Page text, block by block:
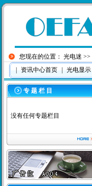
您现在的位置： 光电迷 >>
资讯中心首页 光电显示
专 题 栏 目
没有任何专题栏目